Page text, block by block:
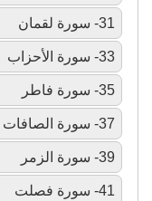
31- سورة لقمان
33- سورة الأحزاب
35- سورة فاطر
37- سورة الصافات
39- سورة الزمر
41- سورة فصلت